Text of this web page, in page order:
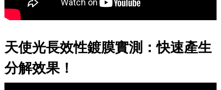
天使光長效性鍍膜實測：快速產生
分解效果！